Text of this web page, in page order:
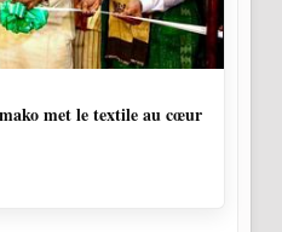
met le textile au cœur